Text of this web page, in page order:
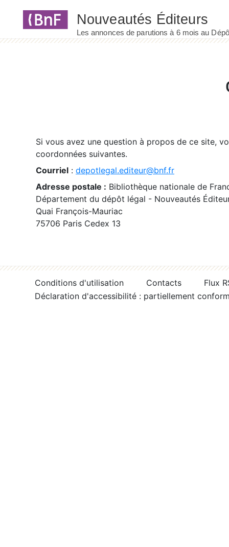
Si vous avez une question à propos de ce site,
coordonnées suivantes.
Courriel : depotlegal.editeur@bnf.fr
Adresse postale : Bibliothèque nationale de
Département du dépôt légal - Nouveautés
Quai François-Mauriac
75706 Paris Cedex 13
Conditions d'utilisation Contacts
Flux
Déclaration d'accessibilité : partiellement